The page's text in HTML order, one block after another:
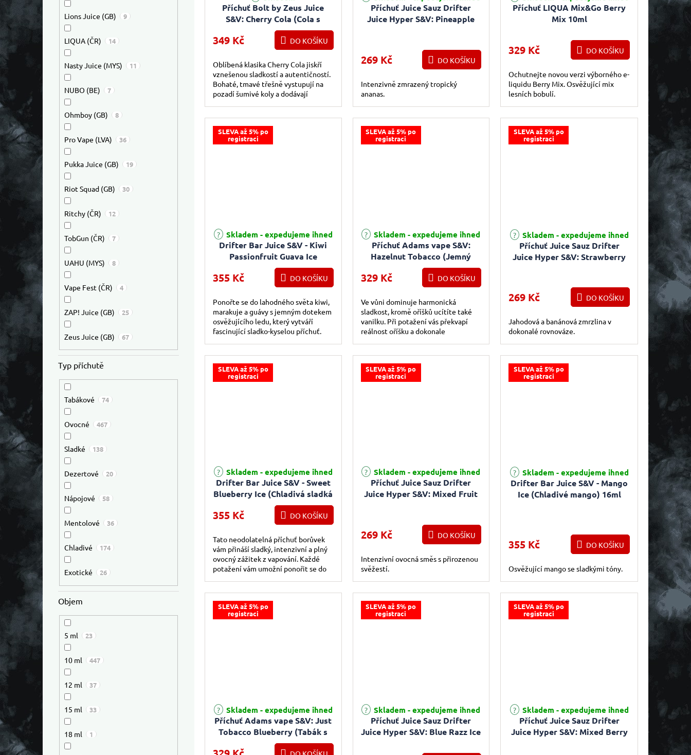
Objem
5 ml 23
10 ml 447
12 ml 37
15 ml 33
18 ml 1
Typ příchutě
Tabákové 74
Ovocné 467
Sladké 138
Dezertové 20
Nápojové 58
Mentolové 36
Chladivé 174
Exotické 26
Lions Juice (GB) 9
LIQUA (ČR) 14
Nasty Juice (MYS) 11
NUBO (BE) 7
Ohmboy (GB) 8
Pro Vape (LVA) 36
Pukka Juice (GB) 19
Riot Squad (GB) 30
Ritchy (ČR) 12
TobGun (ČR) 7
UAHU (MYS) 8
Vape Fest (ČR) 4
ZAP! Juice (GB) 25
Zeus Juice (GB) 67
Příchuť Bolt by Zeus Juice
S&V: Cherry Cola (Cola s
třešní) 10ml
349 Kč DO KOŠÍKU
Oblíbená klasika Cherry Cola jiskří
vznešenou sladkostí a autentičností.
Bohaté, tmavé třešně vystupují na
pozadí šumivé koly a dodávají
Příchuť Juice Sauz Drifter
Juice Hyper S&V: Pineapple
269 Kč DO KOŠÍKU
Intenzivně zmrazený tropický
ananas.
Příchuť LIQUA Mix&Go Berry
Mix 10ml
329 Kč DO KOŠÍKU
Ochutnejte novou verzi výborného e-
liquidu Berry Mix. Osvěžující mix
lesních bobulí.
SLEVA až 5% po
registraci
Drifter Bar Juice S&V - Kiwi
Passionfruit Guava Ice
(Chladivé kiwi a tropické
ovoce) 16ml
Skladem - expedujeme ihned
355 Kč DO KOŠÍKU
Ponořte se do lahodného světa kiwi,
marakuje a guávy s jemným dotekem
osvěžujícího ledu, který vytváří
fascinující sladko-kyselou příchuť.
SLEVA až 5% po
registraci
Příchuť Adams vape S&V:
Hazelnut Tobacco (Jemný
tabák s lískovým oříškem)
10ml
Skladem - expedujeme ihned
329 Kč DO KOŠÍKU
Ve vůni dominuje harmonická
sladkost, kromě oříšků ucítíte také
vanilku. Při potažení vás překvapí
reálnost oříšku a dokonale
SLEVA až 5% po
registraci
Příchuť Juice Sauz Drifter
Juice Hyper S&V: Strawberry
Průměrné hodnocení produktu je 5,0 z 5 hvězdiček.
Skladem - expedujeme ihned
269 Kč DO KOŠÍKU
Jahodová a banánová zmrzlina v
dokonalé rovnováze.
SLEVA až 5% po
registraci
Drifter Bar Juice S&V - Sweet
Blueberry Ice (Chladivá sladká
borůvka) 16ml
Skladem - expedujeme ihned
355 Kč DO KOŠÍKU
Tato neodolatelná příchuť borůvek
vám přináší sladký, intenzivní a plný
ovocný zážitek z vapování. Každé
potažení vám umožní ponořit se do
SLEVA až 5% po
registraci
Příchuť Juice Sauz Drifter
Juice Hyper S&V: Mixed Fruit
Skladem - expedujeme ihned
269 Kč DO KOŠÍKU
Intenzivní ovocná směs s přirozenou
svěžestí.
SLEVA až 5% po
registraci
Drifter Bar Juice S&V - Mango
Ice (Chladivé mango) 16ml
Skladem - expedujeme ihned
355 Kč DO KOŠÍKU
Osvěžující mango se sladkými tóny.
SLEVA až 5% po
registraci
Příchuť Adams vape S&V: Just
Tobacco Blueberry (Tabák s
borůvkou) 10ml
Skladem - expedujeme ihned
SLEVA až 5% po
registraci
Příchuť Juice Sauz Drifter
Juice Hyper S&V: Blue Razz Ice
Skladem - expedujeme ihned
SLEVA až 5% po
registraci
Příchuť Juice Sauz Drifter
Juice Hyper S&V: Mixed Berry
Skladem - expedujeme ihned